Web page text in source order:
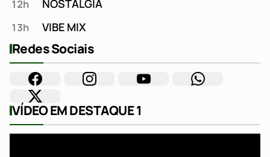
12h NOSTALGIA
13h VIBE MIX
Redes Sociais
VÍDEO EM DESTAQUE 1